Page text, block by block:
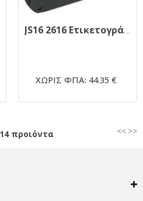
JS16 2616 Ετικετογράφος Jolly Ιταλίας
ΧΩΡΙΣ ΦΠΑ: 44.35 €
προιόντα << >>